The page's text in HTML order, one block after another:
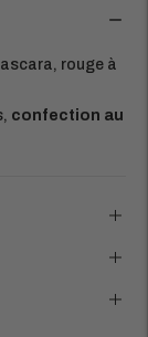
rouge à
confection au